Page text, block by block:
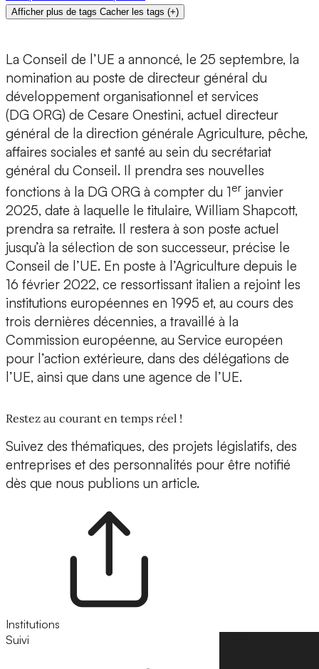
Afficher plus de tags Cacher les tags (+)
La Conseil de l’UE a annoncé, le 25 septembre, la
nomination au poste de directeur général du
développement organisationnel et services
(DG ORG) de Cesare Onestini, actuel directeur
général de la direction générale Agriculture, pêche,
affaires sociales et santé au sein du secrétariat
général du Conseil. Il prendra ses nouvelles
fonctions à la DG ORG à compter du 1er janvier
2025, date à laquelle le titulaire, William Shapcott,
prendra sa retraite. Il restera à son poste actuel
jusqu’à la sélection de son successeur, précise le
Conseil de l’UE. En poste à l’Agriculture depuis le
16 février 2022, ce ressortissant italien a rejoint les
institutions européennes en 1995 et, au cours des
trois dernières décennies, a travaillé à la
Commission européenne, au Service européen
pour l’action extérieure, dans des délégations de
l’UE, ainsi que dans une agence de l’UE.
Restez au courant en temps réel !
Suivez des thématiques, des projets législatifs, des
entreprises et des personnalités pour être notifié
dès que nous publions un article.
Institutions
Suivi